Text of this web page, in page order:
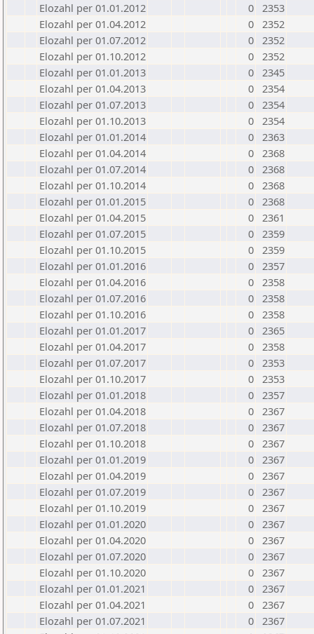
Elozahl per 01.01.2012
0 2353
Elozahl per 01.04.2012
0 2352
Elozahl per 01.07.2012
0 2352
Elozahl per 01.10.2012
0 2352
Elozahl per 01.01.2013
0 2345
Elozahl per 01.04.2013
0 2354
Elozahl per 01.07.2013
0 2354
Elozahl per 01.10.2013
0 2354
Elozahl per 01.01.2014
0 2363
Elozahl per 01.04.2014
0 2368
Elozahl per 01.07.2014
0 2368
Elozahl per 01.10.2014
0 2368
Elozahl per 01.01.2015
0 2368
Elozahl per 01.04.2015
0 2361
Elozahl per 01.07.2015
0 2359
Elozahl per 01.10.2015
0 2359
Elozahl per 01.01.2016
0 2357
Elozahl per 01.04.2016
0 2358
Elozahl per 01.07.2016
0 2358
Elozahl per 01.10.2016
0 2358
Elozahl per 01.01.2017
0 2365
Elozahl per 01.04.2017
0 2358
Elozahl per 01.07.2017
0 2353
Elozahl per 01.10.2017
0 2353
Elozahl per 01.01.2018
0 2357
Elozahl per 01.04.2018
0 2367
Elozahl per 01.07.2018
0 2367
Elozahl per 01.10.2018
0 2367
Elozahl per 01.01.2019
0 2367
Elozahl per 01.04.2019
0 2367
Elozahl per 01.07.2019
0 2367
Elozahl per 01.10.2019
0 2367
Elozahl per 01.01.2020
0 2367
Elozahl per 01.04.2020
0 2367
Elozahl per 01.07.2020
0 2367
Elozahl per 01.10.2020
0 2367
Elozahl per 01.01.2021
0 2367
Elozahl per 01.04.2021
0 2367
Elozahl per 01.07.2021
0 2367